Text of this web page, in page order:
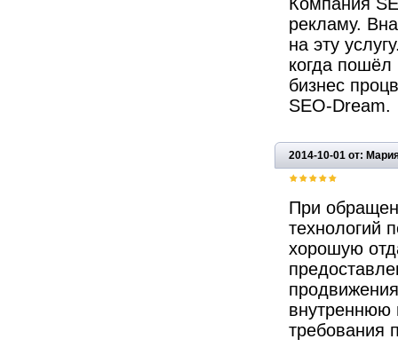
рекламу.
на эту
когда
бизнес
SEO-Dream.
2014-10-01 от:
При
технологий
хорошую
внутреннюю
требования